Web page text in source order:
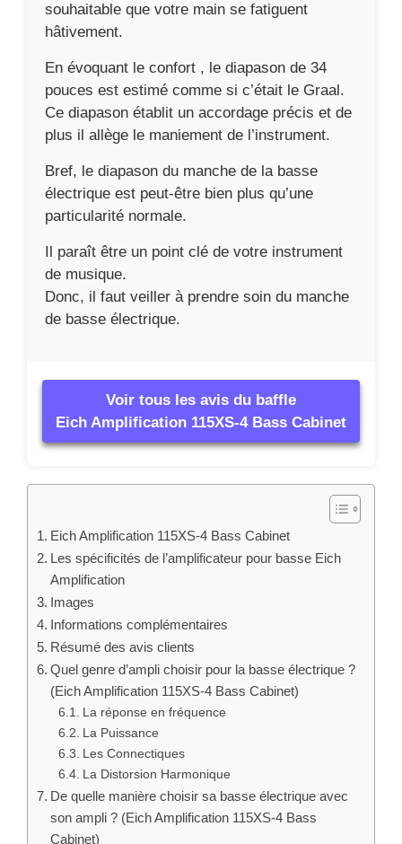
souhaitable que votre main se fatiguent
hâtivement.
En évoquant le confort , le diapason de 34
pouces est estimé comme si c’était le Graal.
Ce diapason établit un accordage précis et de
plus il allège le maniement de l’instrument.
Bref, le diapason du manche de la basse
électrique est peut-être bien plus qu’une
particularité normale.
Il paraît être un point clé de votre instrument
de musique.
Donc, il faut veiller à prendre soin du manche
de basse électrique.
Voir tous les avis du baffle
Eich Amplification 115XS-4 Bass Cabinet
Eich Amplification 115XS-4 Bass Cabinet
Les spécificités de l’amplificateur pour basse Eich
Amplification
Images
Informations complémentaires
Résumé des avis clients
Quel genre d’ampli choisir pour la basse électrique ?
(Eich Amplification 115XS-4 Bass Cabinet)
La réponse en fréquence
La Puissance
Les Connectiques
La Distorsion Harmonique
De quelle manière choisir sa basse électrique avec
son ampli ? (Eich Amplification 115XS-4 Bass
Cabinet)